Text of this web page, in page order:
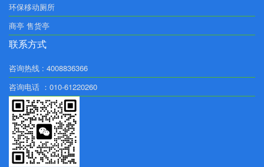
环保移动厕所
商亭 售货亭
联系方式
咨询热线 : 4008836366
咨询电话 ：010-61220260